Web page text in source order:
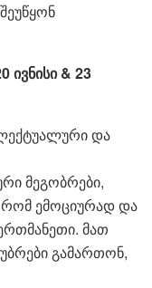
ივნისი & 23
და
მეგობრები,
ემოციურად და
მათ
გამართონ,